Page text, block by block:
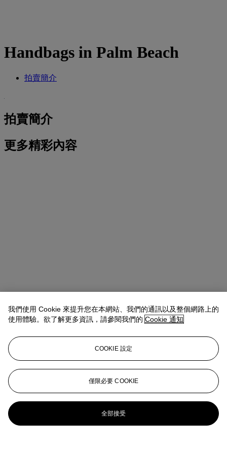
Handbags in Palm Beach
拍賣簡介
拍賣簡介
更多精彩內容
我們使用 Cookie 來提升您在本網站、我們的通訊以及整個網路上的
使用體驗。欲了解更多資訊，請參閱我們的 Cookie 通知
COOKIE 設定
僅限必要 COOKIE
全部接受